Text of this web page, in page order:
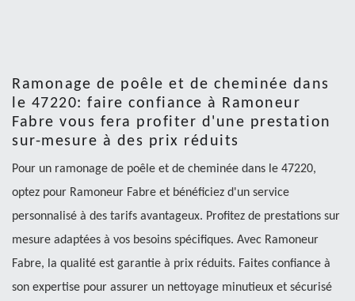
Ramonage de poêle et de cheminée dans
le 47220: faire confiance à Ramoneur
Fabre vous fera profiter d'une prestation
sur-mesure à des prix réduits
Pour un ramonage de poêle et de cheminée dans le 47220,
optez pour Ramoneur Fabre et bénéficiez d'un service
personnalisé à des tarifs avantageux. Profitez de prestations sur
mesure adaptées à vos besoins spécifiques. Avec Ramoneur
Fabre, la qualité est garantie à prix réduits. Faites confiance à
son expertise pour assurer un nettoyage minutieux et sécurisé